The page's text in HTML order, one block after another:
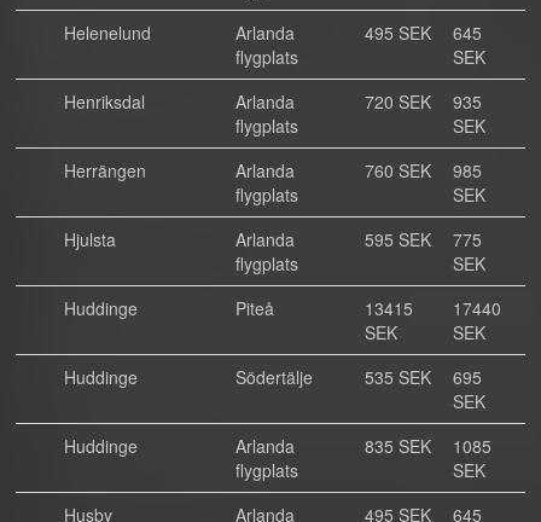
Helenelund
Arlanda
flygplats
495 SEK
645
SEK
Henriksdal
Arlanda
flygplats
720 SEK
935
SEK
Herrängen
Arlanda
flygplats
760 SEK
985
SEK
Hjulsta
Arlanda
flygplats
595 SEK
775
SEK
Huddinge
Piteå
13415
SEK
17440
SEK
Huddinge
Södertälje 535 SEK
695
SEK
Huddinge
Arlanda
flygplats
835 SEK
1085
SEK
Husby
Arlanda
495 SEK
645